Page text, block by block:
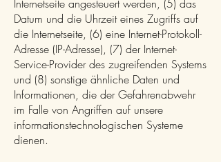
Internetseite angesteuert werden, (5) das
Datum und die Uhrzeit eines Zugriffs auf
die Internetseite, (6) eine Internet-Protokoll-
Adresse (IP-Adresse), (7) der Internet-
Service-Provider des zugreifenden Systems
und (8) sonstige ähnliche Daten und
Informationen, die der Gefahrenabwehr
im Falle von Angriffen auf unsere
informationstechnologischen Systeme
dienen.